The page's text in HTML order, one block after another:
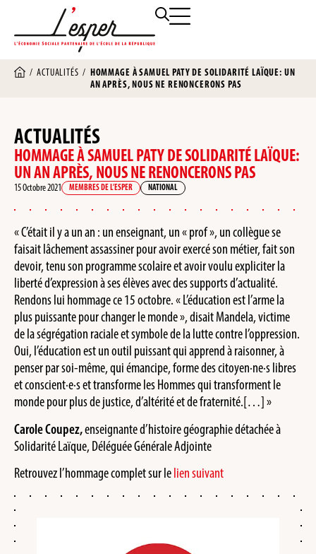
/ACTUALITÉS / HOMMAGE À SAMUEL PATY DE SOLIDARITÉ LAÏQUE: UN
AN APRÈS, NOUS NE RENONCERONS PAS
ACTUALITÉS
HOMMAGE À SAMUEL PATY DE SOLIDARITÉ LAÏQUE:
UN AN APRÈS, NOUS NE RENONCERONS PAS
15 Octobre 2021 MEMBRES DE L’ESPER NATIONAL
« C’était il y a un an : un enseignant, un « prof », un collègue se
faisait lâchement assassiner pour avoir exercé son métier, fait son
devoir, tenu son programme scolaire et avoir voulu expliciter la
liberté d’expression à ses élèves avec des supports d’actualité.
Rendons lui hommage ce 15 octobre. « L’éducation est l’arme la
plus puissante pour changer le monde », disait Mandela, victime
de la ségrégation raciale et symbole de la lutte contre l’oppression.
Oui, l’éducation est un outil puissant qui apprend à raisonner, à
penser par soi-même, qui émancipe, forme des citoyen·ne·s libres
et conscient·e·s et transforme les Hommes qui transforment le
monde pour plus de justice, d’altérité et de fraternité.[…] »
Carole Coupez,enseignante d’histoire géographie détachée à
Solidarité Laïque, Déléguée Générale Adjointe
Retrouvez l’hommage complet sur lelien suivant